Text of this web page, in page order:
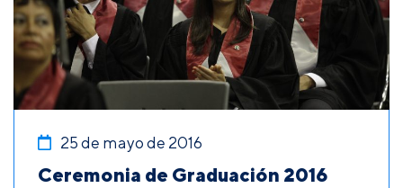
25 de mayo de 2016
Ceremonia de Graduación 2016